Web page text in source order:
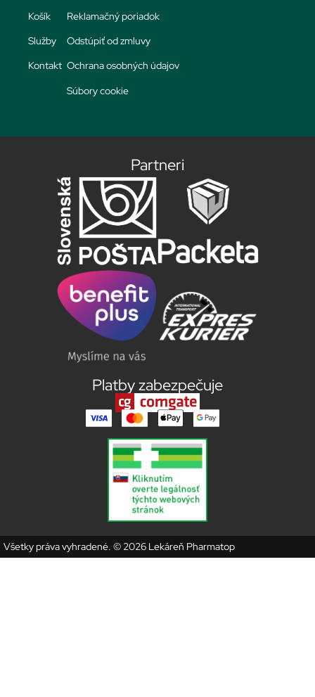
Košík
Služby
Kontakt
Reklamačný poriadok
Odstúpiť od zmluvy
Ochrana osobných údajov
Súbory cookie
Partneri
Platby zabezpečuje
Všetky práva vyhradené. © 2026 Lekáreň Pharmatop